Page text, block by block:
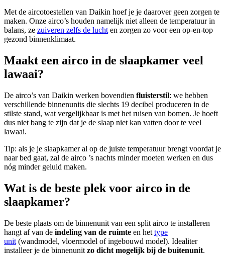
Met de aircotoestellen van Daikin hoef je je daarover geen zorgen te
maken. Onze airco’s houden namelijk niet alleen de temperatuur in
balans, ze zuiveren zelfs de lucht en zorgen zo voor een op-en-top
gezond binnenklimaat.
Maakt een airco in de slaapkamer veel
lawaai?
De airco’s van Daikin werken bovendien fluisterstil: we hebben
verschillende binnenunits die slechts 19 decibel produceren in de
stilste stand, wat vergelijkbaar is met het ruisen van bomen. Je hoeft
dus niet bang te zijn dat je de slaap niet kan vatten door te veel
lawaai.
Tip: als je je slaapkamer al op de juiste temperatuur brengt voordat je
naar bed gaat, zal de airco ’s nachts minder moeten werken en dus
nóg minder geluid maken.
Wat is de beste plek voor airco in de
slaapkamer?
De beste plaats om de binnenunit van een split airco te installeren
hangt af van de indeling van de ruimte en het type
unit (wandmodel, vloermodel of ingebouwd model). Idealiter
installeer je de binnenunit zo dicht mogelijk bij de buitenunit.